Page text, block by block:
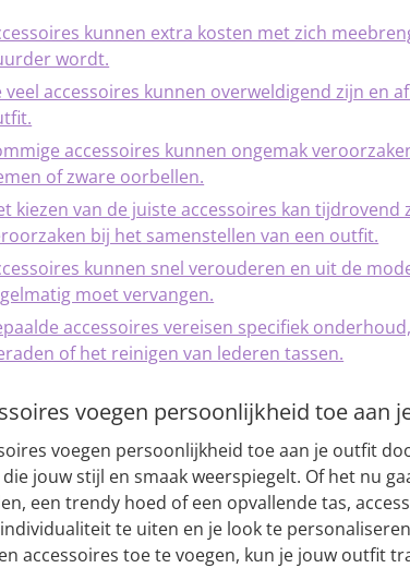
kunnen extra kosten met zich
wordt.
veel accessoires kunnen overweldigend zijn en
accessoires kunnen ongemak
of zware oorbellen.
kiezen van de juiste accessoires kan tijdrovend
bij het samenstellen van een outfit.
kunnen snel verouderen en uit de
moet vervangen.
accessoires vereisen specifiek
of het reinigen van lederen tassen.
voegen persoonlijkheid toe aan
voegen persoonlijkheid toe aan je outfit
die jouw stijl en smaak weerspiegelt. Of het nu
een trendy hoed of een opvallende tas,
te uiten en je look te
accessoires toe te voegen, kun je jouw outfit